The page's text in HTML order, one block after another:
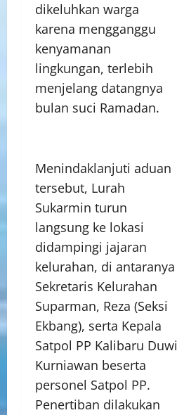
dikeluhkan warga
karena mengganggu
kenyamanan
lingkungan, terlebih
menjelang datangnya
bulan suci Ramadan.
Menindaklanjuti aduan
tersebut, Lurah
Sukarmin turun
langsung ke lokasi
didampingi jajaran
kelurahan, di antaranya
Sekretaris Kelurahan
Suparman, Reza (Seksi
Ekbang), serta Kepala
Satpol PP Kalibaru Duwi
Kurniawan beserta
personel Satpol PP.
Penertiban dilakukan